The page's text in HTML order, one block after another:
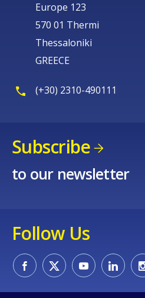
Europe 123
570 01 Thermi
Thessaloniki
GREECE
(+30) 2310-490111
Subscribe
to our newsletter
Follow Us
page?